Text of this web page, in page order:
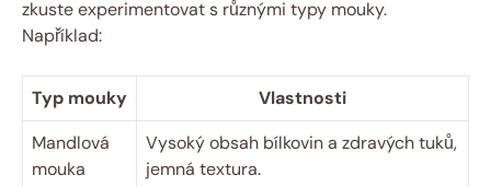
zkuste experimentovat s‍ různými typy mouky.
Například:
Typ ⁣mouky
Vlastnosti
Mandlová
mouka
Vysoký obsah ‍bílkovin a zdravých​ tuků,
jemná textura.